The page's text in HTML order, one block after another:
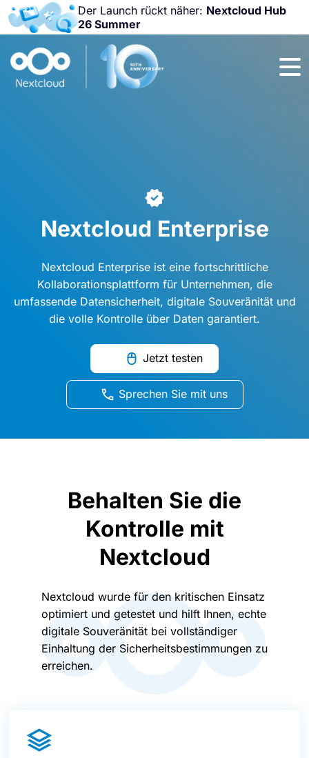
Der Launch rückt näher: Nextcloud Hub
26 Summer
Nextcloud Enterprise
Nextcloud Enterprise ist eine fortschrittliche
Kollaborationsplattform für Unternehmen, die
umfassende Datensicherheit, digitale Souveränität und
die volle Kontrolle über Daten garantiert.
Jetzt testen
Sprechen Sie mit uns
Behalten Sie die
Kontrolle mit
Nextcloud
Nextcloud wurde für den kritischen Einsatz
optimiert und getestet und hilft Ihnen, echte
digitale Souveränität bei vollständiger
Einhaltung der Sicherheitsbestimmungen zu
erreichen.